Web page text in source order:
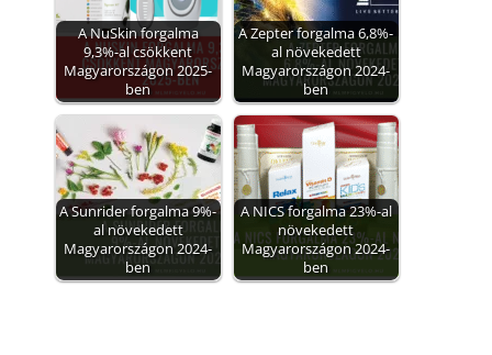
A NuSkin forgalma
9,3%-al csökkent
Magyarországon 2025-
ben
A Zepter forgalma 6,8%-
al növekedett
Magyarországon 2024-
ben
A Sunrider forgalma 9%-
al növekedett
Magyarországon 2024-
ben
A NICS forgalma 23%-al
növekedett
Magyarországon 2024-
ben